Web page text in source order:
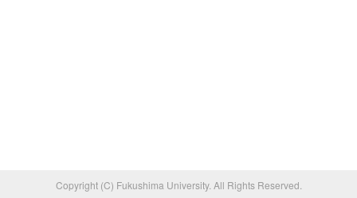
Copyright (C) Fukushima University. All Rights Reserved.